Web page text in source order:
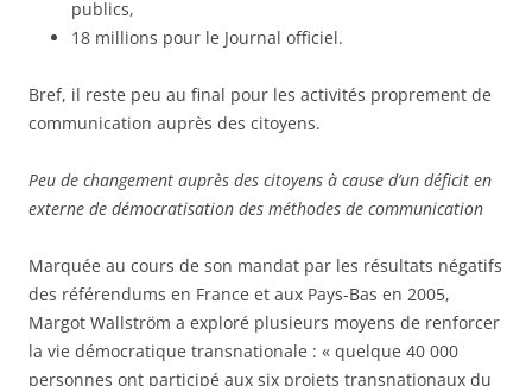
publics,
18 millions pour le Journal officiel.
Bref, il reste peu au final pour les activités proprement de
communication auprès des citoyens.
Peu de changement auprès des citoyens à cause d’un déficit en
externe de démocratisation des méthodes de communication
Marquée au cours de son mandat par les résultats négatifs
des référendums en France et aux Pays-Bas en 2005,
Margot Wallström a exploré plusieurs moyens de renforcer
la vie démocratique transnationale : « quelque 40 000
personnes ont participé aux six projets transnationaux du